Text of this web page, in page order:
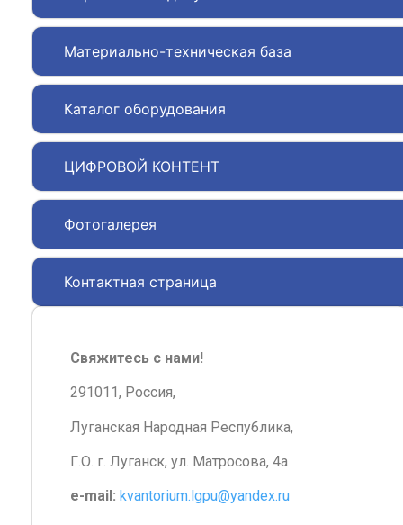
Материально-техническая база
Каталог оборудования
ЦИФРОВОЙ КОНТЕНТ
Фотогалерея
Контактная страница
Свяжитесь с нами!
291011, Россия,
Луганская Народная Республика,
Г.О. г. Луганск, ул. Матросова, 4а
e-mail: kvantorium.lgpu@yandex.ru